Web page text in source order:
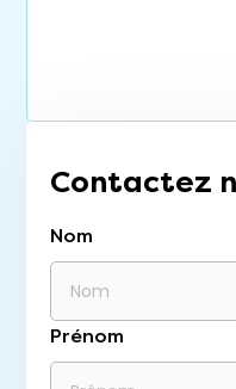
Contactez
Nom
Prénom